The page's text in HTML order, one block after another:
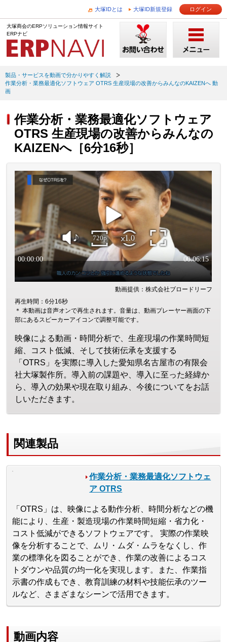
大塚IDとは 大塚ID新規登録 ログイン
大塚商会のERPソリューション情報サイト
ERPナビ
製品・サービスを動画で分かりやすく解説
作業分析・業務最適化ソフトウェア OTRS 生産現場の改善からみんなのKAIZENへ 動
画
作業分析・業務最適化ソフトウェア
OTRS 生産現場の改善からみんなの
KAIZENへ［6分16秒］
動画提供：株式会社ブロードリーフ
再生時間：6分16秒
＊ 本動画は音声オンで再生されます。音量は、動画プレーヤー画面の下
部にあるスピーカーアイコンで調整可能です。
映像による動画・時間分析で、生産現場の作業時間短
縮、コスト低減、そして技術伝承を支援する
「OTRS」を実際に導入した愛知県名古屋市の有限会
社大塚製作所。導入前の課題や、導入に至った経緯か
ら、導入の効果や現在取り組み、今後についてをお話
しいただきます。
関連製品
作業分析・業務最適化ソフトウェ
ア OTRS
「OTRS」は、映像による動作分析、時間分析などの機
能により、生産・製造現場の作業時間短縮・省力化・
コスト低減ができるソフトウェアです。 実際の作業映
像を分析することで、ムリ・ムダ・ムラをなくし、作
業の標準化を図ることができ、作業の改善によるコス
トダウンや品質の均一化を実現します。また、作業指
示書の作成もでき、教育訓練の材料や技能伝承のツー
ルなど、さまざまなシーンで活用できます。
動画内容